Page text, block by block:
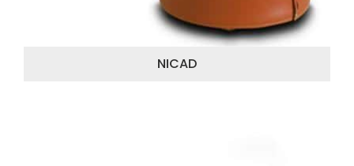
NICAD